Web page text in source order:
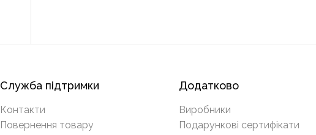
Служба підтримки
Контакти
Повернення товару
Додатково
Виробники
Подарункові сертифікати